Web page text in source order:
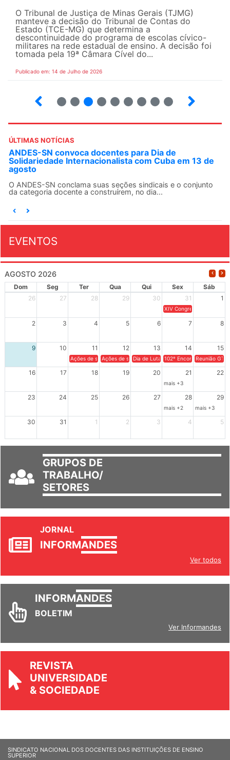
O Tribunal de Justiça de Minas Gerais (TJMG)
manteve a decisão do Tribunal de Contas do
Estado (TCE-MG) que determina a
descontinuidade do programa de escolas cívico-
militares na rede estadual de ensino. A decisão foi
tomada pela 19ª Câmara Cível do...
Publicado em: 14 de Julho de 2026
ÚLTIMAS NOTÍCIAS
ANDES-SN convoca docentes para Dia de
Solidariedade Internacionalista com Cuba em 13 de
agosto
O ANDES-SN conclama suas seções sindicais e o conjunto
da categoria docente a construírem, no dia...
EVENTOS
AGOSTO 2026
Dom Seg Ter Qua Qui Sex
Sáb
26
27 28 29 30 31 1
XIV Congresso Brasileiro
2 3 4 5 6 7 8
9 10 11 12 13 14 15
Ações de solidariedade a Cuba no Rio Grande do Sul - 100
Ações de solidariedade a Cuba no Rio Grande do
Dia de Luta em Defesa de Cuba e da
102º Encontro da
Reunião
16 17 18 19 20 21 22
mais +3
23 24 25 26 27 28 29
mais +2 mais +3
30 31 1 2 3 4 5
GRUPOS DE
TRABALHO/
SETORES
JORNAL
INFORMANDES
Ver todos
INFORMANDES
BOLETIM
Ver Informandes
REVISTA
UNIVERSIDADE
& SOCIEDADE
SINDICATO NACIONAL DOS DOCENTES DAS INSTITUIÇÕES DE ENSINO
SUPERIOR